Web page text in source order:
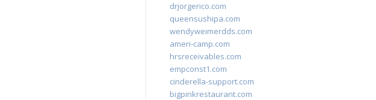
drjorgerico.com
queensushipa.com
wendyweimerdds.com
ameri-camp.com
hrsreceivables.com
empconst1.com
cinderella-support.com
bigpinkrestaurant.com